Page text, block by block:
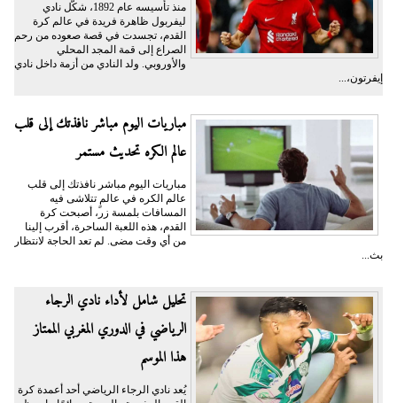
منذ تأسيسه عام 1892، شكّل نادي
ليفربول ظاهرة فريدة في عالم كرة
القدم، تجسدت في قصة صعوده من رحم
الصراع إلى قمة المجد المحلي
والأوروبي. ولد النادي من أزمة داخل نادي
إيفرتون،...
مباريات اليوم مباشر نافذتك إلى قلب
عالم الكره تحديث مستمر
مباريات اليوم مباشر نافذتك إلى قلب
عالم الكره في عالمٍ تتلاشى فيه
المسافات بلمسة زر، أصبحت كرة
القدم، هذه اللعبة الساحرة، أقرب إلينا
من أي وقت مضى. لم تعد الحاجة لانتظار
بث...
تحليل شامل لأداء نادي الرجاء
الرياضي في الدوري المغربي الممتاز
هذا الموسم
يُعد نادي الرجاء الرياضي أحد أعمدة كرة